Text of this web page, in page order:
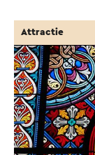
Attractie